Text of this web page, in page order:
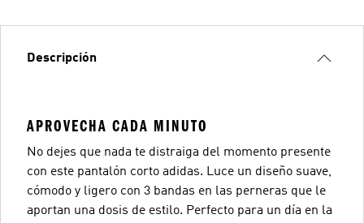
Descripción
APROVECHA CADA MINUTO
No dejes que nada te distraiga del momento presente
con este pantalón corto adidas. Luce un diseño suave,
cómodo y ligero con 3 bandas en las perneras que le
aportan una dosis de estilo. Perfecto para un día en la